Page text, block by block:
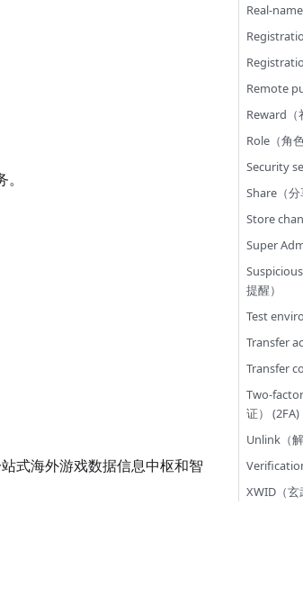
式海外游戏数据信息中枢和智
Real-
Remote
Reward（
Role（角色
Security
Share（分
Store
Super
提醒）
Test
Transfer
Transfer
Two-
证） (2FA)
Unlink（解
XWID（玄